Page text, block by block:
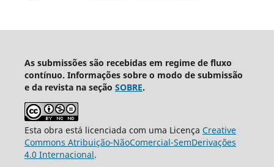
As submissões são recebidas em regime de fluxo
contínuo. Informações sobre o modo de submissão
e da revista na seção SOBRE.
Esta obra está licenciada com uma Licença Creative
Commons Atribuição-NãoComercial-SemDerivações
4.0 Internacional.